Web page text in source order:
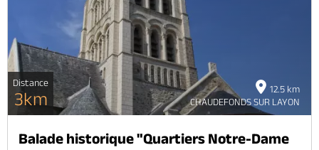
12.5 km
CHAUDEFONDS SUR LAYON
Distance
3km
Balade historique "Quartiers Notre-Dame